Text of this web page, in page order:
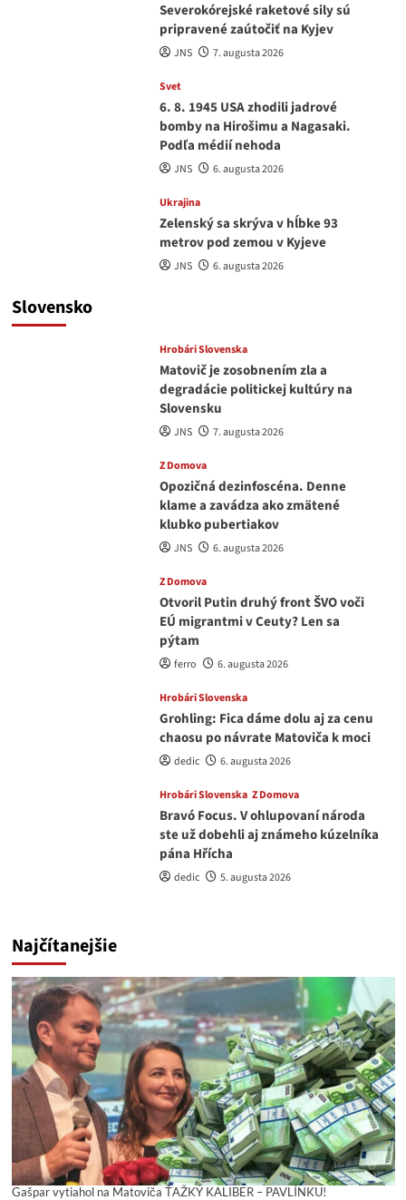
Severokórejské raketové sily sú
pripravené zaútočiť na Kyjev
JNS 7. augusta 2026
Svet
6. 8. 1945 USA zhodili jadrové
bomby na Hirošimu a Nagasaki.
Podľa médií nehoda
JNS 6. augusta 2026
Ukrajina
Zelenský sa skrýva v hĺbke 93
metrov pod zemou v Kyjeve
JNS 6. augusta 2026
Slovensko
Hrobári Slovenska
Matovič je zosobnením zla a
degradácie politickej kultúry na
Slovensku
JNS 7. augusta 2026
Z Domova
Opozičná dezinfoscéna. Denne
klame a zavádza ako zmätené
klubko pubertiakov
JNS 6. augusta 2026
Z Domova
Otvoril Putin druhý front ŠVO voči
EÚ migrantmi v Ceuty? Len sa
pýtam
ferro 6. augusta 2026
Hrobári Slovenska
Grohling: Fica dáme dolu aj za cenu
chaosu po návrate Matoviča k moci
dedic 6. augusta 2026
Hrobári Slovenska Z Domova
Bravó Focus. V ohlupovaní národa
ste už dobehli aj známeho kúzelníka
pána Hřícha
dedic 5. augusta 2026
Najčítanejšie
Gašpar vytiahol na Matoviča ŤAŽKÝ KALIBER – PAVLÍNKU!